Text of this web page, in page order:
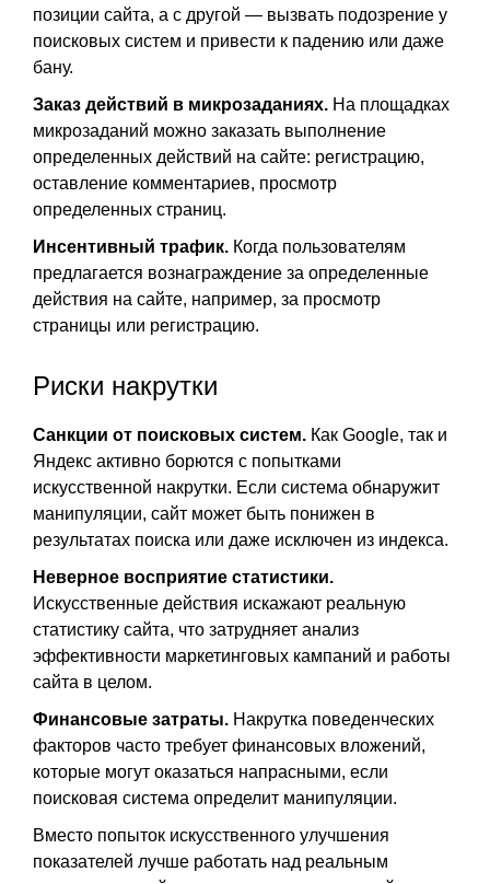
позиции сайта, а с другой — вызвать подозрение у
поисковых систем и привести к падению или даже
бану.
Заказ действий в микрозаданиях. На площадках
микрозаданий можно заказать выполнение
определенных действий на сайте: регистрацию,
оставление комментариев, просмотр
определенных страниц.
Инсентивный трафик. Когда пользователям
предлагается вознаграждение за определенные
действия на сайте, например, за просмотр
страницы или регистрацию.
Риски накрутки
Санкции от поисковых систем. Как Google, так и
Яндекс активно борются с попытками
искусственной накрутки. Если система обнаружит
манипуляции, сайт может быть понижен в
результатах поиска или даже исключен из индекса.
Неверное восприятие статистики.
Искусственные действия искажают реальную
статистику сайта, что затрудняет анализ
эффективности маркетинговых кампаний и работы
сайта в целом.
Финансовые затраты. Накрутка поведенческих
факторов часто требует финансовых вложений,
которые могут оказаться напрасными, если
поисковая система определит манипуляции.
Вместо попыток искусственного улучшения
показателей лучше работать над реальным